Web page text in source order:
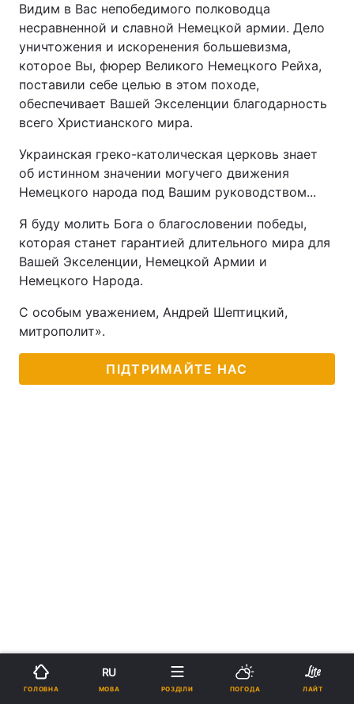
Видим в Вас непобедимого полководца
несравненной и славной Немецкой армии. Дело
уничтожения и искоренения большевизма,
которое Вы, фюрер Великого Немецкого Рейха,
поставили себе целью в этом походе,
обеспечивает Вашей Экселенции благодарность
всего Христианского мира.
Украинская греко-католическая церковь знает
об истинном значении могучего движения
Немецкого народа под Вашим руководством...
Я буду молить Бога о благословении победы,
которая станет гарантией длительного мира для
Вашей Экселенции, Немецкой Армии и
Немецкого Народа.
С особым уважением, Андрей Шептицкий,
митрополит».
ПІДТРИМАЙТЕ НАС
ГОЛОВНА
RU
МОВА РОЗДІЛИ ПОГОДА ЛАЙТ